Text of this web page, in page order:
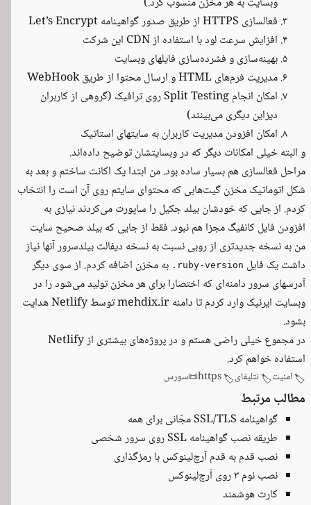
فعالسازی HTTPS از طریق صدور گواهینامه Let’s Encrypt
افزایش سرعت لود با استفاده از CDN این شرکت
بهینه‌سازی و فشرده‌سازی فایلهای وبسایت
مدیریت فرم‌های HTML و ارسال محتوا از طریق WebHook
امکان انجام Split Testing روی ترافیک (گروهی از کاربران
دیزاین دیگری می‌بینند)
امکان افزودن مدیریت کاربران به سایتهای استاتیک
و البته خیلی امکانات دیگر که در وبسایتشان توضیح داده‌اند.
مراحل فعالسازی هم بسیار ساده بود. من ابتدا یک اکانت ساختم و بعد به
شکل اتوماتیک مخزن گیت‌هابی که محتوای سایتم روی آن است را انتخاب
کردم. از جایی که خودشان بیلد جکیل را ساپورت می‌کردند نیازی به
افزودن فایل کانفیگ مجزا هم نبود. فقط از جایی که بیلد صحیح سایت
من به نسخه جدیدتری از روبی نسبت به نسخه دیفالت بیلدسرور آنها نیاز
داشت یک فایل .ruby-version به مخزن اضافه کردم. از سوی دیگر
آدرسهای سرور دامنه‌ای که اختصارا برای هر مخزن تولید می‌شود را در
وبسایت ایرنیک وارد کردم تا دامنه mehdix.ir توسط Netlify هدایت
بشود.
در مجموع خیلی راضی هستم و در پروژه‌های بیشتری از Netlify
استفاده خواهم کرد.
🏷️امنیت🏷️نتلیفای🏷️
📜سورس
مطالب مرتبط
گواهینامه SSL/TLS مجّانی برای همه
طریقه نصب گواهینامه SSL روی سرور شخصی
نصب قدم به قدم آرچ‌لینوکس با رمزگذاری
نصب نوم ۳ روی آرچ‌لینوکس
کارت هوشمند